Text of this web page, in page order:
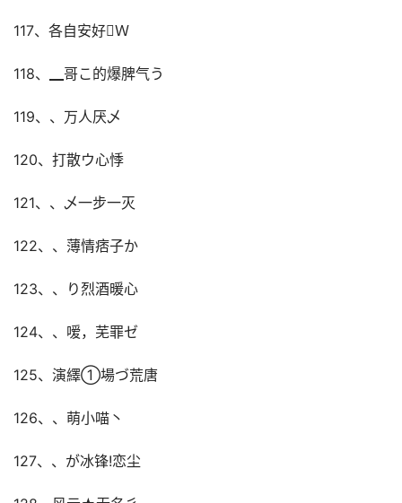
117、各自安好Ｗ
118、▁哥こ的爆脾气う
119、、万人厌乄
120、打散ウ心悸
121、、乄一步一灭
122、、薄情痞子か
123、、り烈酒暖心
124、、嗳，芜罪ゼ
125、演繹①場づ荒唐
126、、萌小喵丶
127、、が冰锋!恋尘